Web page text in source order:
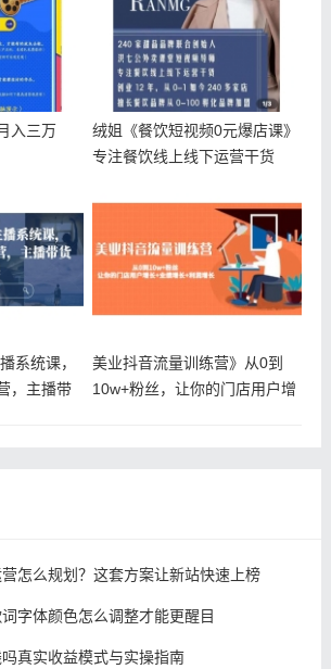
入三万
绒姐《餐饮短视频0元爆店课》
专注餐饮线上线下运营干货
系统课，
，主播带
美业抖音流量训练营》从0到
10w+粉丝，让你的门店用户增
怎么规划？这套方案让新站快速上榜
字体颜色怎么调整才能更醒目
真实收益模式与实操指南